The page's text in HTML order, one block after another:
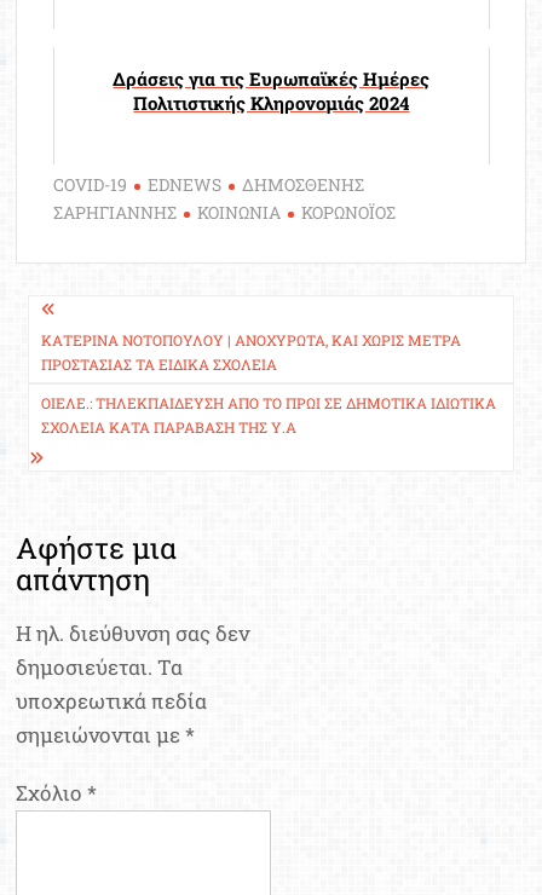
Δράσεις για τις Ευρωπαϊκές Ημέρες
Πολιτιστικής Κληρονομιάς 2024
COVID-19 EDNEWS
ΔΗΜΟΣΘΕΝΗΣ
ΣΑΡΗΓΙΑΝΝΗΣ
ΚΟΙΝΩΝΙΑ ΚΟΡΩΝΟΪΟΣ
Πλοήγηση
άρθρων
ΚΑΤΕΡΊΝΑ ΝΟΤΟΠΟΎΛΟΥ | ΑΝΟΧΎΡΩΤΑ, ΚΑΙ ΧΩΡΊΣ ΜΈΤΡΑ
ΠΡΟΣΤΑΣΊΑΣ ΤΑ ΕΙΔΙΚΆ ΣΧΟΛΕΊΑ
ΟΙΕΛΕ.: ΤΗΛΕΚΠΑΊΔΕΥΣΗ ΑΠΌ ΤΟ ΠΡΩΊ ΣΕ ΔΗΜΟΤΙΚΆ ΙΔΙΩΤΙΚΆ
ΣΧΟΛΕΊΑ ΚΑΤΆ ΠΑΡΆΒΑΣΗ ΤΗΣ Υ.Α
Αφήστε μια
απάντηση
Η ηλ. διεύθυνση σας δεν
δημοσιεύεται. Τα
υποχρεωτικά πεδία
σημειώνονται με*
Σχόλιο*